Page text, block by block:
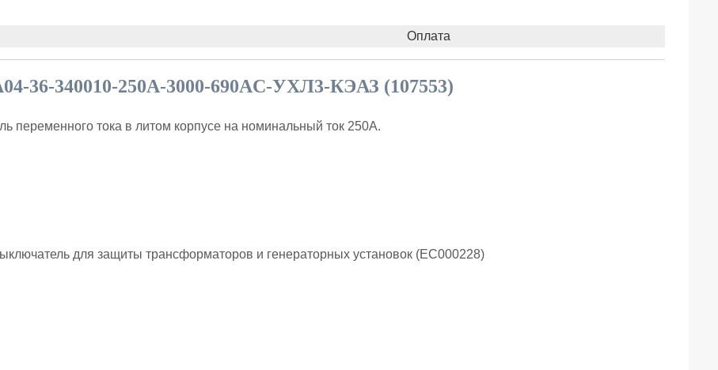
Оплата
36-340010-250А-3000-690AC-УХЛ3-КЭАЗ (107553)
переменного тока в литом корпусе на номинальный ток 250А.
для защиты трансформаторов и генераторных установок (EC000228)